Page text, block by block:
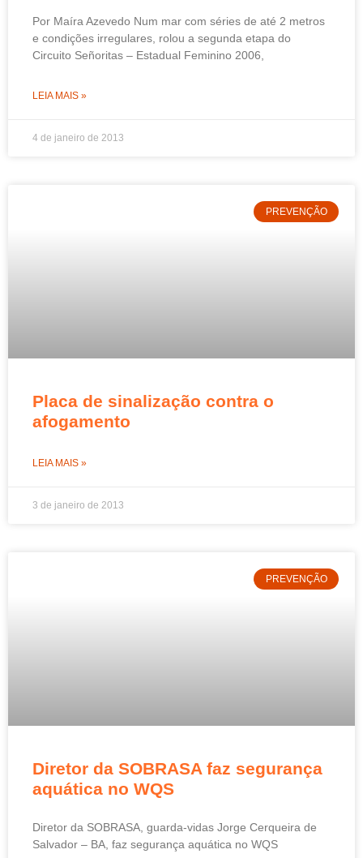
Por Maíra Azevedo Num mar com séries de até 2 metros
e condições irregulares, rolou a segunda etapa do
Circuito Señoritas – Estadual Feminino 2006,
LEIA MAIS »
4 de janeiro de 2013
PREVENÇÃO
Placa de sinalização contra o
afogamento
LEIA MAIS »
3 de janeiro de 2013
PREVENÇÃO
Diretor da SOBRASA faz segurança
aquática no WQS
Diretor da SOBRASA, guarda-vidas Jorge Cerqueira de
Salvador – BA, faz segurança aquática no WQS